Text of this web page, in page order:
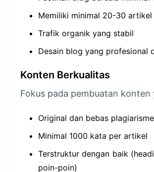
Memiliki minimal 20-30
Trafik organik yang stabil
Desain blog yang profesional
Konten Berkualitas
Fokus pada pembuatan konten
Original dan bebas plagiarisme
Minimal 1000 kata per artikel
Terstruktur dengan baik
poin-poin)